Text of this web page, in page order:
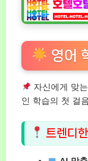
영어
자신에게 맞
인 학습의 첫 걸
트렌디